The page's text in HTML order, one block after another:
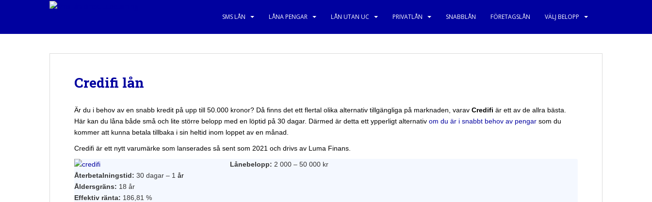
SMS LÅN LÅNA PENGAR LÅN UTAN UC PRIVATLÅN SNABBLÅN FÖRETAGSLÅN VÄLJ BELOPP
Credifi lån
Är du i behov av en snabb kredit på upp till 50.000 kronor? Då finns det ett flertal olika alternativ tillgängliga på marknaden, varav Credifi är ett av de allra bästa.
Här kan du låna både små och lite större belopp med en löptid på 30 dagar. Därmed är detta ett ypperligt alternativ om du är i snabbt behov av pengar som du
kommer att kunna betala tillbaka i sin heltid inom loppet av en månad.
Credifi är ett nytt varumärke som lanserades så sent som 2021 och drivs av Luma Finans.
Lånebelopp: 2 000 – 50 000 kr
Återbetalningstid: 30 dagar – 1 år
Åldersgräns: 18 år
Effektiv ränta: 186,81 %